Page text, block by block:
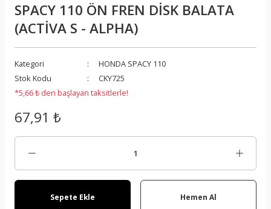
SPACY 110 ÖN FREN DİSK BALATA
(ACTİVA S - ALPHA)
Kategori
HONDA SPACY 110
Stok Kodu
CKY725
*5,66 ₺ den başlayan taksitlerle!
67,91 ₺
Sepete Ekle Hemen Al